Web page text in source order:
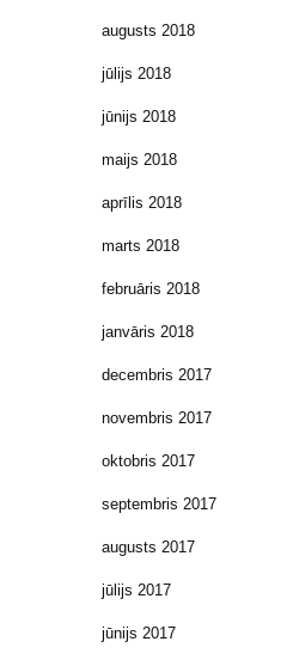
augusts 2018
jūlijs 2018
jūnijs 2018
maijs 2018
aprīlis 2018
marts 2018
februāris 2018
janvāris 2018
decembris 2017
novembris 2017
oktobris 2017
septembris 2017
augusts 2017
jūlijs 2017
jūnijs 2017